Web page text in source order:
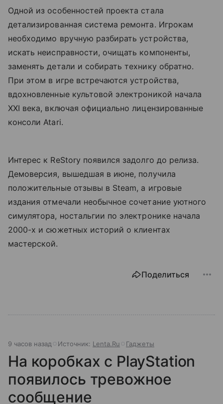
Одной из особенностей проекта стала
детализированная система ремонта. Игрокам
необходимо вручную разбирать устройства,
искать неисправности, очищать компоненты,
заменять детали и собирать технику обратно.
При этом в игре встречаются устройства,
вдохновленные культовой электроникой начала
XXI века, включая официально лицензированные
консоли Atari.
Интерес к ReStory появился задолго до релиза.
Демоверсия, вышедшая в июне, получила
положительные отзывы в Steam, а игровые
издания отмечали необычное сочетание уютного
симулятора, ностальгии по электронике начала
2000-х и сюжетных историй о клиентах
мастерской.
Поделиться
9 часов назад Источник: Lenta.Ru Гаджеты
На коробках с PlayStation
появилось тревожное
сообщение